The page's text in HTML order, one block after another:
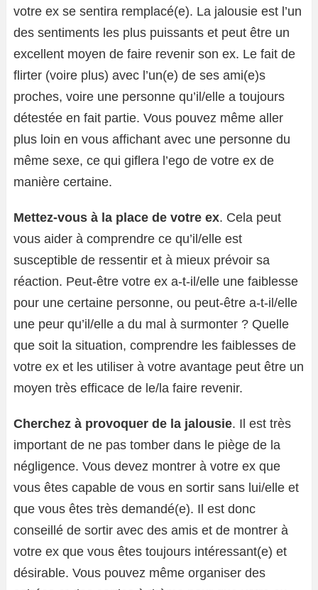
votre ex se sentira remplacé(e). La jalousie est l’un
des sentiments les plus puissants et peut être un
excellent moyen de faire revenir son ex. Le fait de
flirter (voire plus) avec l’un(e) de ses ami(e)s
proches, voire une personne qu’il/elle a toujours
détestée en fait partie. Vous pouvez même aller
plus loin en vous affichant avec une personne du
même sexe, ce qui giflera l’ego de votre ex de
manière certaine.
Mettez-vous à la place de votre ex. Cela peut
vous aider à comprendre ce qu’il/elle est
susceptible de ressentir et à mieux prévoir sa
réaction. Peut-être votre ex a-t-il/elle une faiblesse
pour une certaine personne, ou peut-être a-t-il/elle
une peur qu’il/elle a du mal à surmonter ? Quelle
que soit la situation, comprendre les faiblesses de
votre ex et les utiliser à votre avantage peut être un
moyen très efficace de le/la faire revenir.
Cherchez à provoquer de la jalousie. Il est très
important de ne pas tomber dans le piège de la
négligence. Vous devez montrer à votre ex que
vous êtes capable de vous en sortir sans lui/elle et
que vous êtes très demandé(e). Il est donc
conseillé de sortir avec des amis et de montrer à
votre ex que vous êtes toujours intéressant(e) et
désirable. Vous pouvez même organiser des